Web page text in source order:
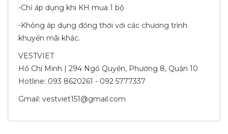
-Chỉ áp dụng khi KH mua 1 bộ
-Không áp dụng đồng thời với các chương trình
khuyến mãi khác.
VESTVIET
Hồ Chí Minh | 294 Ngô Quyền, Phường 8, Quận 10
Hotline: 093 8620261 - 092 5777337
Gmail: vestviet151@gmail.com